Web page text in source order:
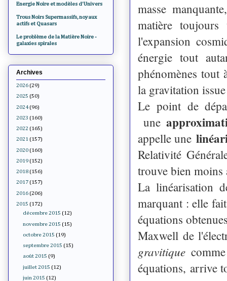
masse
matière toujours
l'expansion
énergie tout
phénomènes tout
la gravitation
Le point de
une
appelle une
Relativité
trouve bien
La linéarisation
marquant : elle
équations
Maxwell de
gravitique
équations, arrive
Energie Noire et modèles d'Univers
Trous Noirs Supermassifs, noyaux
actifs et Quasars
Le problème de la Matière Noire -
galaxies spirales
Archives
2026 (29)
2025 (50)
2024 (96)
2023 (160)
2022 (165)
2021 (157)
2020 (160)
2019 (152)
2018 (156)
2017 (157)
2016 (206)
2015 (172)
décembre 2015 (12)
novembre 2015 (15)
octobre 2015 (19)
septembre 2015 (15)
août 2015 (9)
juillet 2015 (12)
juin 2015 (12)